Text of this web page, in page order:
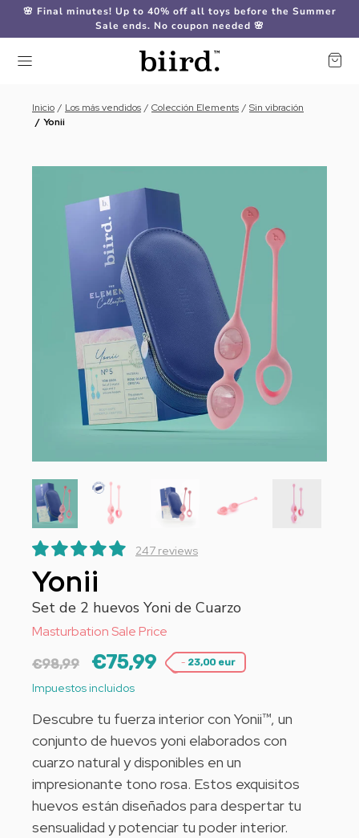
🌸 Final minutes! Up to 40% off all toys before the Summer
Sale ends. No coupon needed 🌸
Inicio Los más vendidos Colección Elements
Sin vibración
Yonii
247 reviews
Yonii
Set de 2 huevos Yoni de Cuarzo
Masturbation Sale Price
€98,99 €75,99 - 23,00 eur
Impuestos incluidos
Descubre tu fuerza interior con Yonii™, un
conjunto de huevos yoni elaborados con
cuarzo natural y disponibles en un
impresionante tono rosa. Estos exquisitos
huevos están diseñados para despertar tu
sensualidad y potenciar tu poder interior.